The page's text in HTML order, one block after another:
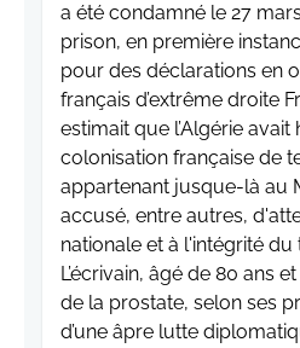
a été condamné le 27
prison, en première
pour des déclarations en
français d’extrême droite
estimait que l’Algérie avait
colonisation française de
appartenant jusque-là au
accusé, entre autres,
nationale et à l'intégrité du
L’écrivain, âgé de 80 ans
de la prostate, selon ses
d’une âpre lutte